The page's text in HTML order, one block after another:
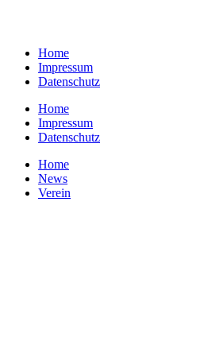
Home
Impressum
Datenschutz
Home
Impressum
Datenschutz
Home
News
Verein